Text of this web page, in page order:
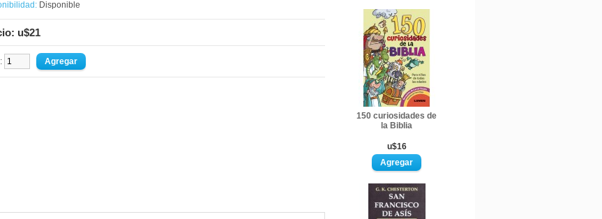
150 curiosidades de
la Biblia
u$16
Disponible
u$21